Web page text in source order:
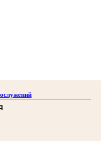
школы